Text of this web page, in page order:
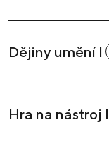
Dějiny umění I
Hra na nástroj I